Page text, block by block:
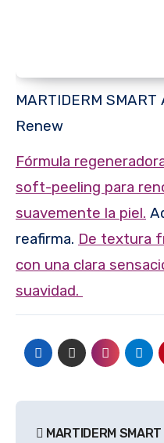
MARTIDERM
Renew
Fórmula regeneradora de noche con efecto
soft-peeling para
suavemente la piel.
reafirma. De textura
con una clara
suavidad.
MARTIDERM SMART